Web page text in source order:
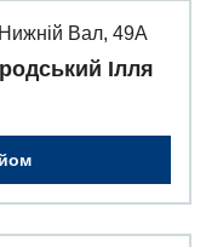
Нижній Вал, 49А
Ілля